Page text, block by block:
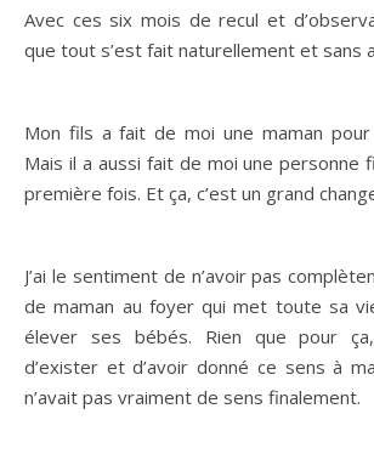
Avec ces six mois de recul et
que tout s’est fait naturellement et sans
Mon fils a fait de moi une maman
Mais il a aussi fait de moi une personne
première fois. Et ça, c’est un grand
J’ai le sentiment de n’avoir pas
de maman au foyer qui met toute sa
élever ses bébés. Rien que pour
d’exister et d’avoir donné ce sens à
n’avait pas vraiment de sens finalement.